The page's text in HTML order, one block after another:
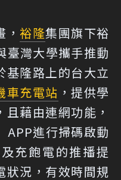
裕隆集團旗下裕
臺灣大學攜手推動
基隆路上的台大立
車充電站 ，提供學
藉由連網功能，
APP進行掃碼啟動
充飽電的推播提
狀況，有效時間規